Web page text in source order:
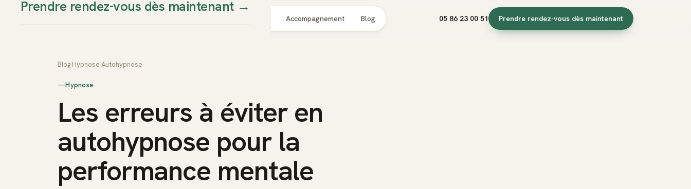
Accompagnement Blog 05 86 23 00 51 Prendre rendez-vous dès maintenant
Prendre rendez-vous dès maintenant→
Blog Hypnose Autohypnose
—Hypnose
Les erreurs à éviter en
autohypnose pour la
performance mentale